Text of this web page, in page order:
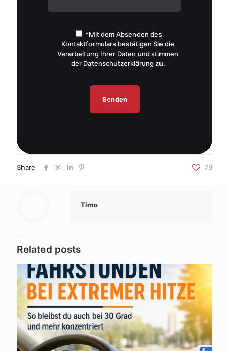
*Mit dem Absenden des
Kontaktformulars bestätigen Sie die
Verarbeitung Ihrer Daten und stimmen
der Datenschutzerklärung zu.
Share 79
Timo
Related posts